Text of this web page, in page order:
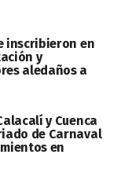
inscribieron en
y
aledaños a
y Cuenca
de Carnaval
en